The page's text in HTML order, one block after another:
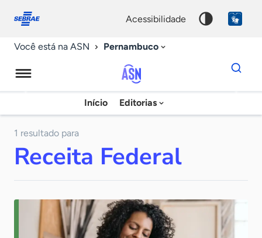
conosco
acessibilidade
Você está na ASN Pernambuco
Agência
Sebrae
Notícias
Início Editorias
Dados
para
chave
1 resultado para
Receita Federal